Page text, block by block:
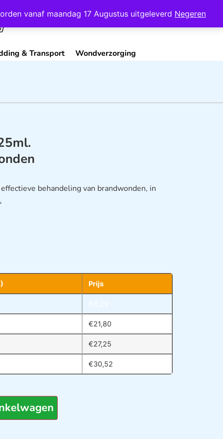
vanaf maandag 17 Augustus uitgeleverd Negeren
Mijn Account Contact
& Transport Wondverzorging
behandeling van brandwonden, in
Prijs
€21,80
€27,25
€30,52